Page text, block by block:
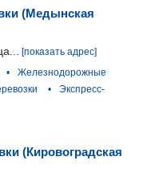
(Медынская
[показать адрес]
•
Железнодорожные
•
Экспресс-
(Кировоградская